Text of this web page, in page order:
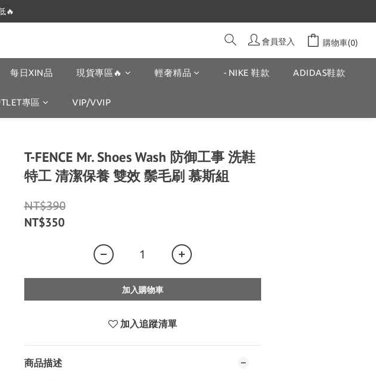
🔥
會員登入 購物車(0)
每日XIN品 現貨專區🔥 輕奢精品 - NIKE 鞋款 ADIDAS鞋款
專區 VIP/VVIP
T-FENCE Mr. Shoes Wash 防御工事 洗鞋
特工 清潔保養 雙效 鬃毛刷 慕斯組
NT$390
NT$350
加入購物車
加入追蹤清單
商品描述